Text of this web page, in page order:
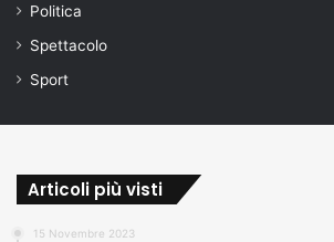
Politica
Spettacolo
Sport
Articoli più visti
15 Novembre 2023